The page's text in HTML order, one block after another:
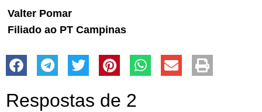
Valter Pomar
Filiado ao PT Campinas
Respostas de 2